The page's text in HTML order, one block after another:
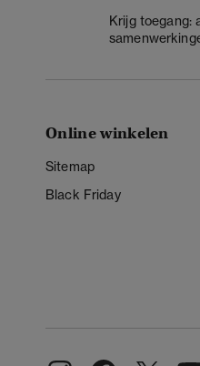
Krijg toegang:
Online winkelen
Sitemap
Black Friday